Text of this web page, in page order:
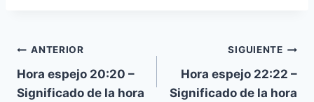
Navegación
de
ANTERIOR
Hora espejo 20:20 –
Significado de la hora
SIGUIENTE
Hora espejo 22:22 –
Significado de la hora